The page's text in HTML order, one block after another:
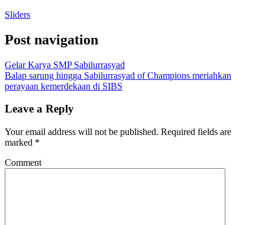
Sliders
Post navigation
Gelar Karya SMP Sabilurrasyad
Balap sarung hingga Sabilurrasyad of Champions meriahkan
perayaan kemerdekaan di SIBS
Leave a Reply
Your email address will not be published. Required fields are
marked *
Comment